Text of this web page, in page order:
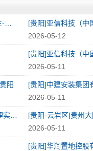
[贵阳]亚信科技（中国）有限公司 实习生-C/C++开发实习生-贵阳
[贵阳]亚信科技（中
2026-05-12
[贵阳]亚信科技（中
2026-05-11
阳
[贵阳]中建安装集团
2026-05-11
[贵阳-白云区]涵道空天（上海）智能科技有限公司 数据助理实习生
[贵阳-云岩区]贵州
2026-05-11
[贵阳]华润置地控股